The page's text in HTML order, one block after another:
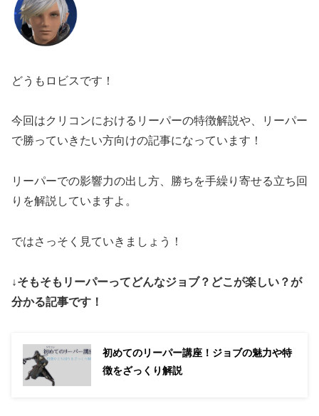
どうもロビスです！
今回はクリコンにおけるリーパーの特徴解説や、リーパー
で勝っていきたい方向けの記事になっています！
リーパーでの影響力の出し方、勝ちを手繰り寄せる立ち回
りを解説していますよ。
ではさっそく見ていきましょう！
↓そもそもリーパーってどんなジョブ？どこが楽しい？が
分かる記事です！
初めてのリーパー講座！ジョブの魅力や特
徴をざっくり解説